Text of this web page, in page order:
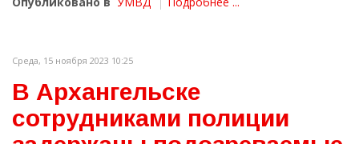
Среда, 15 ноября 2023 10:25
В Архангельске
сотрудниками полиции